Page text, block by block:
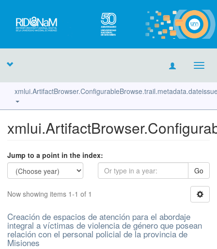
Jump to a point in the index:
Go
Now showing items 1-1 of 1
Creación de espacios de atención para el abordaje
integral a víctimas de violencia de género que posean
relación con el personal policial de la provincia de
Misiones